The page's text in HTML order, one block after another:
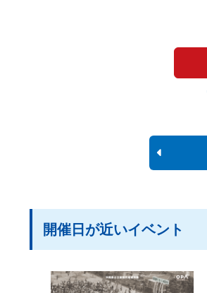
開催日が近いイベント